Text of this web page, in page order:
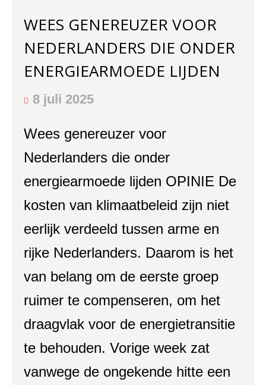
WEES GENEREUZER VOOR
NEDERLANDERS DIE ONDER
ENERGIEARMOEDE LIJDEN
8 juli 2025
Wees genereuzer voor
Nederlanders die onder
energiearmoede lijden OPINIE De
kosten van klimaatbeleid zijn niet
eerlijk verdeeld tussen arme en
rijke Nederlanders. Daarom is het
van belang om de eerste groep
ruimer te compenseren, om het
draagvlak voor de energietransitie
te behouden. Vorige week zat
vanwege de ongekende hitte een